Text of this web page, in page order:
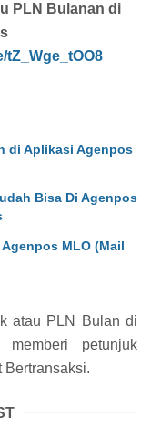
PLN Bulanan di
tZ_Wge_tOO8
di Aplikasi Agenpos
Bisa Di Agenpos
MLO (Mail
atau PLN Bulan di
petunjuk
Bertransaksi.